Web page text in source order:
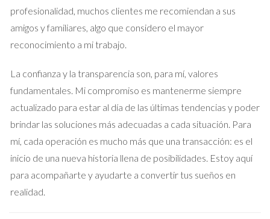
Preguntas Frecuentes
¿Qué tipos de transporte hay en las zonas
En general, encontrarás Metro, autobuses y trenes de
Cercanías. Cada medio tiene sus ventajas dependiendo de tu
destino final.
¿Es seguro utilizar el transporte público en estas
áreas?
Por lo general, sí. Las autoridades trabajan para mantener la
seguridad en el transporte público, aunque siempre es bueno
profesionalidad, muchos clientes me recomiendan a sus
amigos y familiares, algo que considero el mayor
reconocimiento a mi trabajo.
La confianza y la transparencia son, para mí, valores
fundamentales. Mi compromiso es mantenerme siempre
actualizado para estar al día de las últimas tendencias y poder
brindar las soluciones más adecuadas a cada situación. Para
mí, cada operación es mucho más que una transacción: es el
inicio de una nueva historia llena de posibilidades. Estoy aquí
para acompañarte y ayudarte a convertir tus sueños en
realidad.